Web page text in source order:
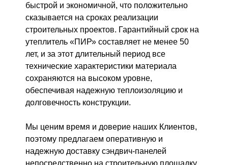
быстрой и экономичной, что положительно
сказывается на сроках реализации
строительных проектов. Гарантийный срок на
утеплитель «ПИР» составляет не менее 50
лет, и за этот длительный период все
технические характеристики материала
сохраняются на высоком уровне,
обеспечивая надежную теплоизоляцию и
долговечность конструкции.
Мы ценим время и доверие наших Клиентов,
поэтому предлагаем оперативную и
надежную доставку сэндвич-панелей
непосредственно на строительную площадку.